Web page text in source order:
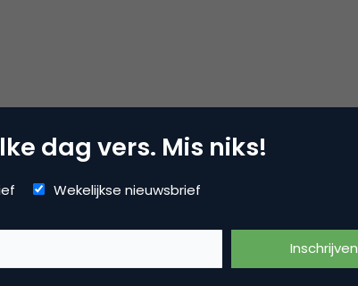
dag vers. Mis niks!
Wekelijkse nieuwsbrief